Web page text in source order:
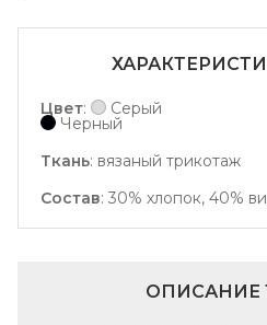
Цвет: Серый
Черный
Ткань: вязаный трикотаж
Состав: 30% хлопок, 40%
ОПИСАНИЕ